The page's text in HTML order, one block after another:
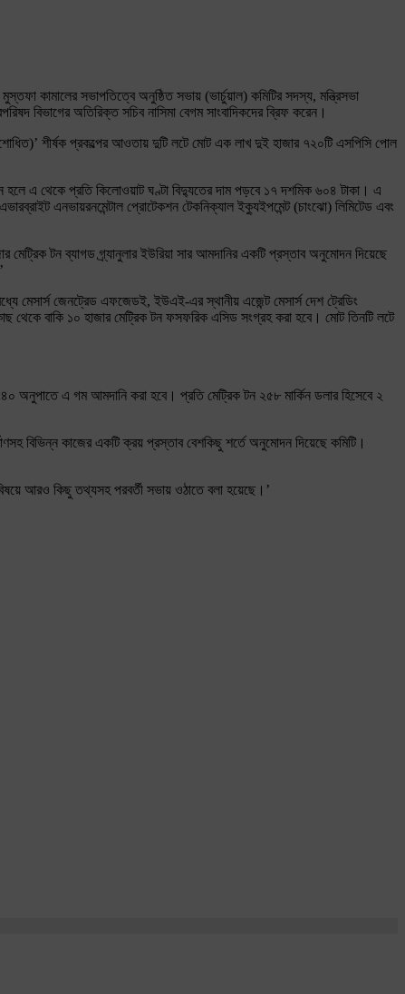
কামালের সভাপতিত্বে অনুষ্ঠিত সভায় (ভার্চুয়াল) কমিটির সদস্য, মন্ত্রিসভা
বিভাগের অতিরিক্ত সচিব নাসিমা বেগম সাংবাদিকদের ব্রিফ করেন।
শীর্ষক প্রকল্পের আওতায় দুটি লটে মোট এক লাখ দুই হাজার ৭২০টি এসপিসি পোল
হলে এ থেকে প্রতি কিলোওয়াট ঘণ্টা বিদ্যুতের দাম পড়বে ১৭ দশমিক ৬০৪ টাকা। এ
এনভায়রনমেন্টাল প্রোটেকশন টেকনিক্যাল ইক্যুইপমেন্ট (চাংঝো) লিমিটেড এবং
টন ব্যাগড গ্র্যানুলার ইউরিয়া সার আমদানির একটি প্রস্তাব অনুমোদন দিয়েছে
মেসার্স জেনট্রেড এফজেডই, ইউএই-এর স্থানীয় এজেন্ট মেসার্স দেশ ট্রেডিং
থেকে বাকি ১০ হাজার মেট্রিক টন ফসফরিক এসিড সংগ্রহ করা হবে। মোট তিনটি লটে
অনুপাতে এ গম আমদানি করা হবে। প্রতি মেট্রিক টন ২৫৮ মার্কিন ডলার হিসেবে ২
বিভিন্ন কাজের একটি ক্রয় প্রস্তাব বেশকিছু শর্তে অনুমোদন দিয়েছে কমিটি।
আরও কিছু তথ্যসহ পরবর্তী সভায় ওঠাতে বলা হয়েছে।’